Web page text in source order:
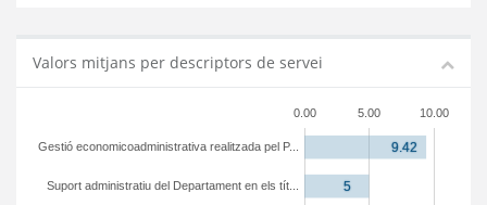
Valors mitjans per descriptors de servei
0.00 5.00 10.00
Suport administratiu del Departament en els tít...
Gestió economicoadministrativa realitzada pel P...